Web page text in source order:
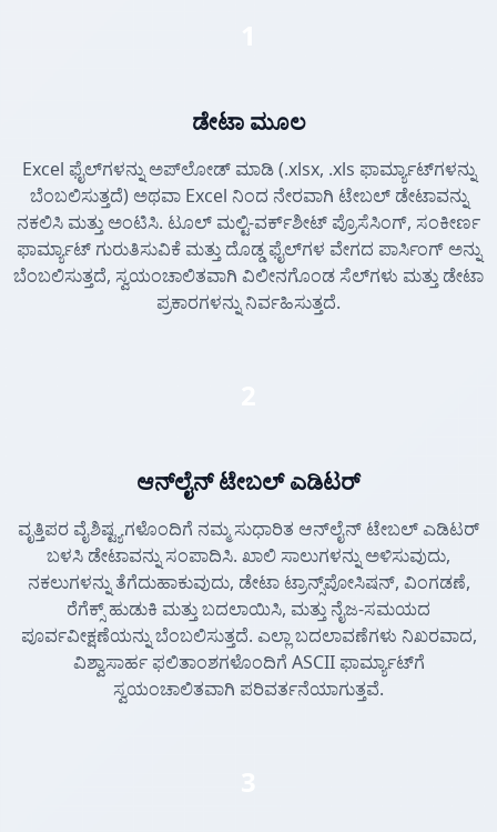
ಡೇಟಾ ಮೂಲ
Excel ಫೈಲ್‌ಗಳನ್ನು ಅಪ್‌ಲೋಡ್ ಮಾಡಿ (.xlsx, .xls ಫಾರ್ಮ್ಯಾಟ್‌ಗಳನ್ನು
ಬೆಂಬಲಿಸುತ್ತದೆ) ಅಥವಾ Excel ನಿಂದ ನೇರವಾಗಿ ಟೇಬಲ್ ಡೇಟಾವನ್ನು
ನಕಲಿಸಿ ಮತ್ತು ಅಂಟಿಸಿ. ಟೂಲ್ ಮಲ್ಟಿ-ವರ್ಕ್‌ಶೀಟ್ ಪ್ರೊಸೆಸಿಂಗ್, ಸಂಕೀರ್ಣ
ಫಾರ್ಮ್ಯಾಟ್ ಗುರುತಿಸುವಿಕೆ ಮತ್ತು ದೊಡ್ಡ ಫೈಲ್‌ಗಳ ವೇಗದ ಪಾರ್ಸಿಂಗ್ ಅನ್ನು
ಬೆಂಬಲಿಸುತ್ತದೆ, ಸ್ವಯಂಚಾಲಿತವಾಗಿ ವಿಲೀನಗೊಂಡ ಸೆಲ್‌ಗಳು ಮತ್ತು ಡೇಟಾ
ಪ್ರಕಾರಗಳನ್ನು ನಿರ್ವಹಿಸುತ್ತದೆ.
ಆನ್‌ಲೈನ್ ಟೇಬಲ್ ಎಡಿಟರ್
ವೃತ್ತಿಪರ ವೈಶಿಷ್ಟ್ಯಗಳೊಂದಿಗೆ ನಮ್ಮ ಸುಧಾರಿತ ಆನ್‌ಲೈನ್ ಟೇಬಲ್ ಎಡಿಟರ್
ಬಳಸಿ ಡೇಟಾವನ್ನು ಸಂಪಾದಿಸಿ. ಖಾಲಿ ಸಾಲುಗಳನ್ನು ಅಳಿಸುವುದು,
ನಕಲುಗಳನ್ನು ತೆಗೆದುಹಾಕುವುದು, ಡೇಟಾ ಟ್ರಾನ್ಸ್‌ಪೋಸಿಷನ್, ವಿಂಗಡಣೆ,
ರೆಗೆಕ್ಸ್ ಹುಡುಕಿ ಮತ್ತು ಬದಲಾಯಿಸಿ, ಮತ್ತು ನೈಜ-ಸಮಯದ
ಪೂರ್ವವೀಕ್ಷಣೆಯನ್ನು ಬೆಂಬಲಿಸುತ್ತದೆ. ಎಲ್ಲಾ ಬದಲಾವಣೆಗಳು ನಿಖರವಾದ,
ವಿಶ್ವಾಸಾರ್ಹ ಫಲಿತಾಂಶಗಳೊಂದಿಗೆ ASCII ಫಾರ್ಮ್ಯಾಟ್‌ಗೆ
ಸ್ವಯಂಚಾಲಿತವಾಗಿ ಪರಿವರ್ತನೆಯಾಗುತ್ತವೆ.